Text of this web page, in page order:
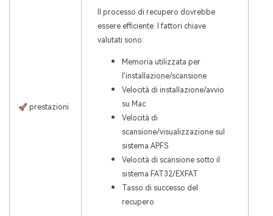
🚀 prestazioni
Il processo di recupero dovrebbe
essere efficiente. I fattori chiave
valutati sono:
Memoria utilizzata per
l'installazione/scansione
Velocità di installazione/avvio
su Mac
Velocità di
scansione/visualizzazione sul
sistema APFS
Velocità di scansione sotto il
sistema FAT32/EXFAT
Tasso di successo del
recupero